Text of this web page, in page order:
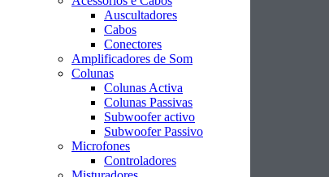
Auscultadores
Cabos
Conectores
Amplificadores de Som
Colunas
Colunas Activa
Colunas Passivas
Subwoofer activo
Subwoofer Passivo
Microfones
Controladores